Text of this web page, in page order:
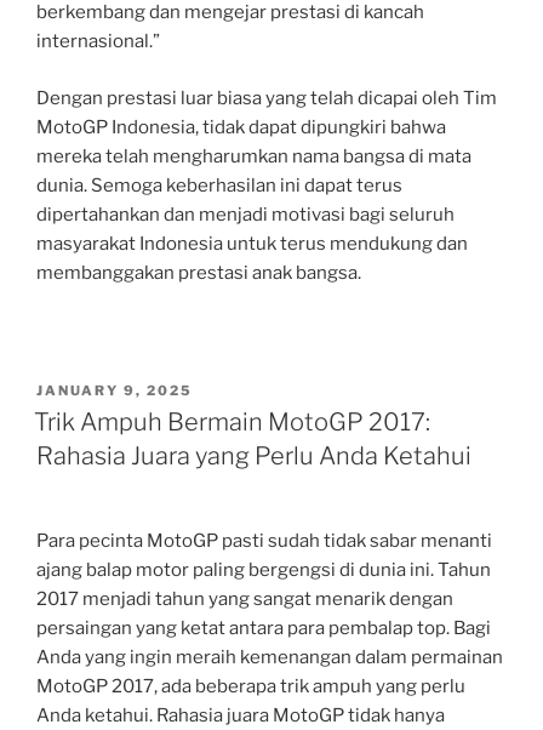
berkembang dan mengejar prestasi di kancah
internasional.”
Dengan prestasi luar biasa yang telah dicapai oleh Tim
MotoGP Indonesia, tidak dapat dipungkiri bahwa
mereka telah mengharumkan nama bangsa di mata
dunia. Semoga keberhasilan ini dapat terus
dipertahankan dan menjadi motivasi bagi seluruh
masyarakat Indonesia untuk terus mendukung dan
membanggakan prestasi anak bangsa.
POSTED
ON
JANUARY 9, 2025
Trik Ampuh Bermain MotoGP 2017:
Rahasia Juara yang Perlu Anda Ketahui
Para pecinta MotoGP pasti sudah tidak sabar menanti
ajang balap motor paling bergengsi di dunia ini. Tahun
2017 menjadi tahun yang sangat menarik dengan
persaingan yang ketat antara para pembalap top. Bagi
Anda yang ingin meraih kemenangan dalam permainan
MotoGP 2017, ada beberapa trik ampuh yang perlu
Anda ketahui. Rahasia juara MotoGP tidak hanya